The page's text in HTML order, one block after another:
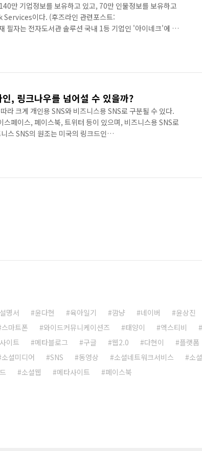
기업정보를 보유하고 있고, 70만 인물정보를 보유하고
이다. (후즈라인 관련포스트:
는 전자도서관 솔루션 국내 1등 기업인 '아이네크'에 근
억 이상하는 기업이니 당연히 정보가 있을 거라고는 생각하
중 하나라는 사실을 확인할 수 있었다. 대표님의 성함과 함께
, 링크나우를 넘어설 수 있을까?
라 크게 개인용 SNS와 비즈니스용 SNS로 구분될 수 있다.
스페이스, 페이스북, 트위터 등이 있으며, 비즈니스용 SNS로
스 SNS의 원조는 미국의 링크드인
5,000만 명이 가입되어 있다. 대부분의 회원은 현직 또는 전
해 네트워크를 동원하기도 한다. 링크드인은 마이스페이
명서 윤다현 육아일기 깜냥 네이버 윤상진
스마트폰 와이드커뮤니케이션즈 태양이 엑스티비
이트
메타블로그 구글 웹2.0 다현이 플랫폼
소셜미디어 SNS 동영상 소셜네트워크서비스
소셜
소셜웹 메타사이트 페이스북